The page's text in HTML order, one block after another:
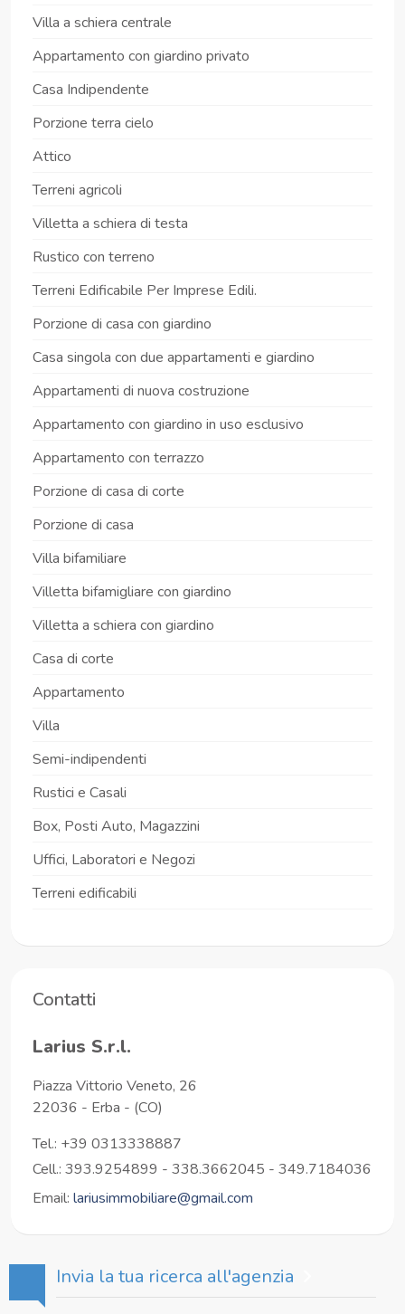
Villa a schiera centrale
Appartamento con giardino privato
Casa Indipendente
Porzione terra cielo
Attico
Terreni agricoli
Villetta a schiera di testa
Rustico con terreno
Terreni Edificabile Per Imprese Edili.
Porzione di casa con giardino
Casa singola con due appartamenti e giardino
Appartamenti di nuova costruzione
Appartamento con giardino in uso esclusivo
Appartamento con terrazzo
Porzione di casa di corte
Porzione di casa
Villa bifamiliare
Villetta bifamigliare con giardino
Villetta a schiera con giardino
Casa di corte
Appartamento
Villa
Semi-indipendenti
Rustici e Casali
Box, Posti Auto, Magazzini
Uffici, Laboratori e Negozi
Terreni edificabili
Contatti
Larius S.r.l.
Piazza Vittorio Veneto, 26
22036 - Erba - (CO)
Tel.: +39 0313338887
Cell.: 393.9254899 - 338.3662045 - 349.7184036
Email: lariusimmobiliare@gmail.com
Invia la tua ricerca all'agenzia